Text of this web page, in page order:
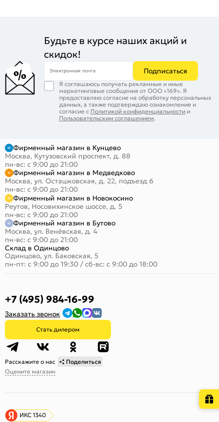
Будьте в курсе наших акций и
скидок!
Электронная почта Подписаться
Я соглашаюсь получать рекламные и иные
маркетинговые сообщения от ООО «169». Я
предоставляю согласие на обработку персональных
данных, а также подтверждаю ознакомление и
согласие с Политикой конфиденциальности и
Пользовательским соглашением.
Фирменный магазин в Кунцево
Москва, Кутузовский проспект, д. 88
пн-вс: с 9:00 до 21:00
Фирменный магазин в Медведково
Москва, ул. Осташковская, д. 22, подъезд 6
пн-вс: с 9:00 до 21:00
Фирменный магазин в Новокосино
Реутов, Носовихинское шоссе, д. 5
пн-вс: с 9:00 до 21:00
Фирменный магазин в Бутово
Москва, ул. Венёвская, д. 4
пн-вс: с 9:00 до 21:00
Склад в Одинцово
Одинцово, ул. Баковская, 5
пн-пт: с 9:00 до 19:30 / сб-вс: с 9:00 до 18:00
+7 (495) 984-16-99
Заказать звонок
Стать дилером
Расскажите о нас
Поделиться
Оцените магазин
ИКС 1340